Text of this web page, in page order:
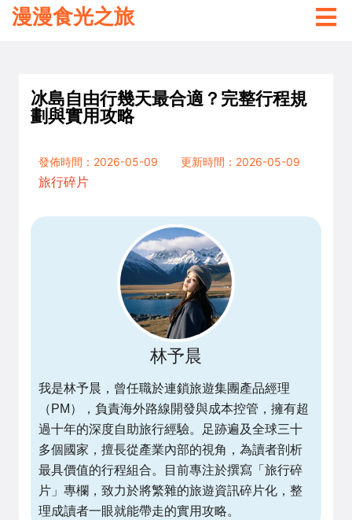
漫漫食光之旅
冰島自由行幾天最合適？完整行程規
劃與實用攻略
發佈時間：2026-05-09
更新時間：2026-05-09
旅行碎片
林予晨
我是林予晨，曾任職於連鎖旅遊集團產品經理
（PM），負責海外路線開發與成本控管，擁有超
過十年的深度自助旅行經驗。足跡遍及全球三十
多個國家，擅長從產業內部的視角，為讀者剖析
最具價值的行程組合。目前專注於撰寫「旅行碎
片」專欄，致力於將繁雜的旅遊資訊碎片化，整
理成讀者一眼就能帶走的實用攻略。